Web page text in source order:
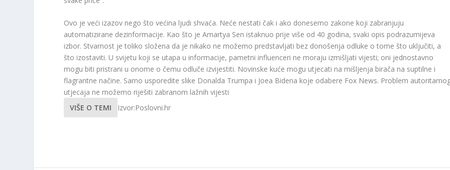
Ovo je veći izazov nego što većina ljudi shvaća. Neće nestati čak i ako donesemo zakone koji zabranjuju
automatizirane dezinformacije. Kao što je Amartya Sen istaknuo prije više od 40 godina, svaki opis podrazumijeva
izbor. Stvarnost je toliko složena da je nikako ne možemo predstavljati bez donošenja odluke o tome što uključiti, a
što izostaviti. U svijetu koji se utapa u informacije, pametni influenceri ne moraju izmišljati vijesti; oni jednostavno
mogu biti pristrani u onome o čemu odluče izvijestiti. Novinske kuće mogu utjecati na mišljenja birača na suptilne i
flagrantne načine. Samo usporedite slike Donalda Trumpa i Joea Bidena koje odabere Fox News. Problem
utjecaja ne možemo riješiti zabranom lažnih vijesti
VIŠE O TEMI
Izvor:Poslovni.hr